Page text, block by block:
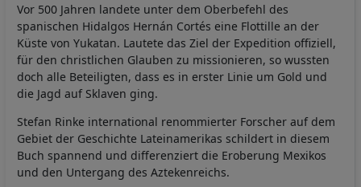
Vor 500 Jahren landete unter dem Oberbefehl des
spanischen Hidalgos Hernán Cortés eine Flottille an der
Küste von Yukatan. Lautete das Ziel der Expedition offiziell,
für den christlichen Glauben zu missionieren, so wussten
doch alle Beteiligten, dass es in erster Linie um Gold und
die Jagd auf Sklaven ging.
Stefan Rinke international renommierter Forscher auf dem
Gebiet der Geschichte Lateinamerikas schildert in diesem
Buch spannend und differenziert die Eroberung Mexikos
und den Untergang des Aztekenreichs.